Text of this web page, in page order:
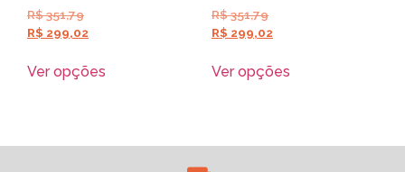
R$351,79
R$ 299,02
Ver opções
R$351,79
R$ 299,02
Ver opções